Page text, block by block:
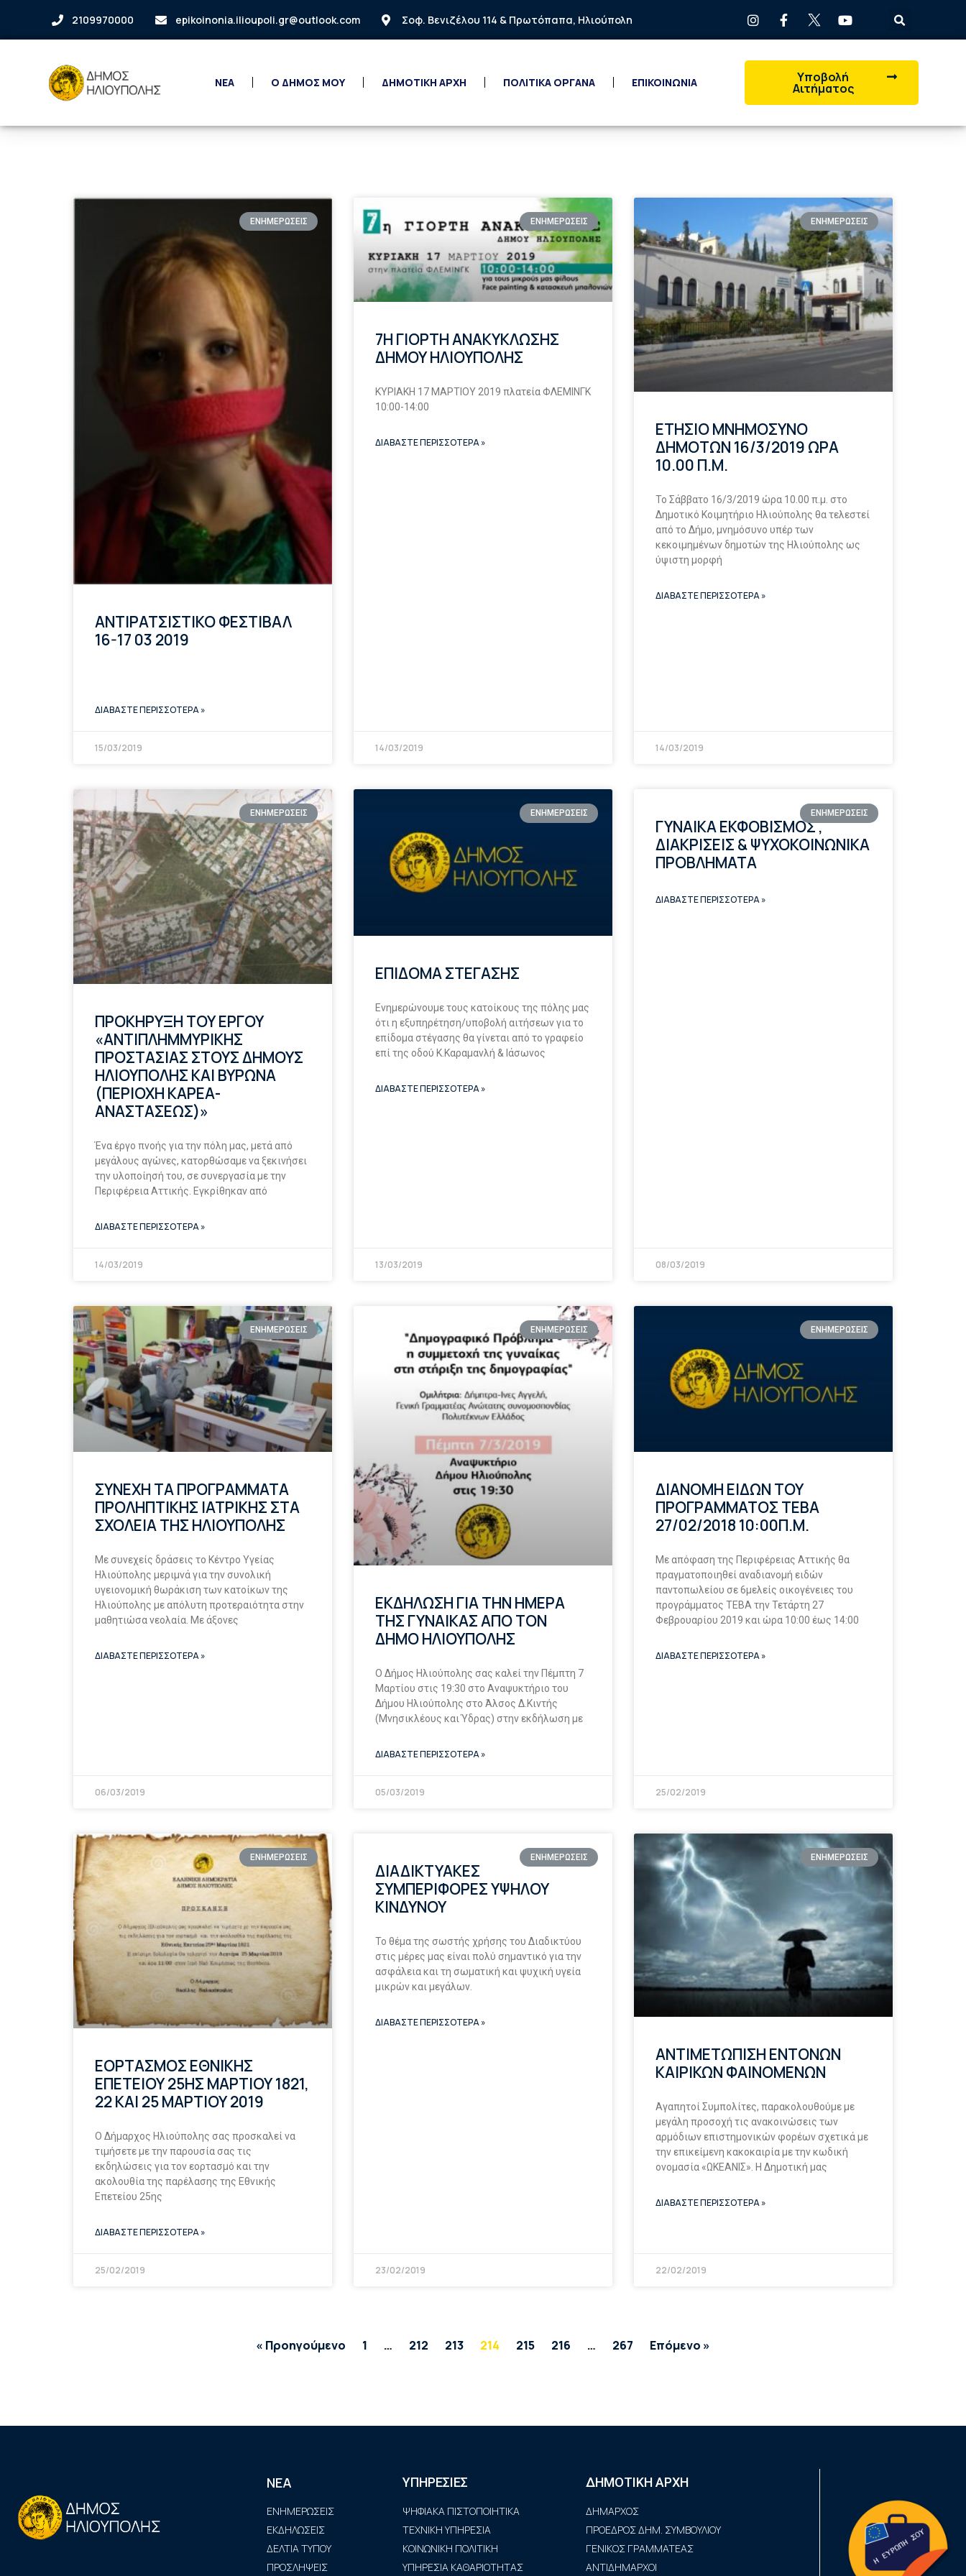
2109970000 epikoinonia.ilioupoli.gr@outlook.com Σοφ. Βενιζέλου 114 & Πρωτόπαπα, Ηλιούπολη
ΝΕΑ Ο ΔΗΜΟΣ ΜΟΥ ΔΗΜΟΤΙΚΗ ΑΡΧΗ ΠΟΛΙΤΙΚΑ ΟΡΓΑΝΑ ΕΠΙΚΟΙΝΩΝΙΑ Υποβολή
Αιτήματος
ΕΝΗΜΕΡΩΣΕΙΣ
ΑΝΤΙΡΑΤΣΙΣΤΙΚΟ ΦΕΣΤΙΒΑΛ
16-17 03 2019
ΔΙΑΒΑΣΤΕ ΠΕΡΙΣΣΟΤΕΡΑ »
15/03/2019
ΕΝΗΜΕΡΩΣΕΙΣ
7Η ΓΙΟΡΤΗ ΑΝΑΚΥΚΛΩΣΗΣ
ΔΗΜΟΥ ΗΛΙΟΥΠΟΛΗΣ
ΚΥΡΙΑΚΗ 17 ΜΑΡΤΙΟΥ 2019 πλατεία ΦΛΕΜΙΝΓΚ
10:00-14:00
ΔΙΑΒΑΣΤΕ ΠΕΡΙΣΣΟΤΕΡΑ »
14/03/2019
ΕΝΗΜΕΡΩΣΕΙΣ
ΕΤΗΣΙΟ ΜΝΗΜΟΣΥΝΟ
ΔΗΜΟΤΩΝ 16/3/2019 ΩΡΑ
10.00 Π.Μ.
Το Σάββατο 16/3/2019 ώρα 10.00 π.μ. στο
Δημοτικό Κοιμητήριο Ηλιούπολης θα τελεστεί
από το Δήμο, μνημόσυνο υπέρ των
κεκοιμημένων δημοτών της Ηλιούπολης ως
ύψιστη μορφή
ΔΙΑΒΑΣΤΕ ΠΕΡΙΣΣΟΤΕΡΑ »
14/03/2019
ΕΝΗΜΕΡΩΣΕΙΣ
ΠΡΟΚΗΡΥΞΗ ΤΟΥ ΕΡΓΟΥ
«ΑΝΤΙΠΛΗΜΜΥΡΙΚΗΣ
ΠΡΟΣΤΑΣΙΑΣ ΣΤΟΥΣ ΔΗΜΟΥΣ
ΗΛΙΟΥΠΟΛΗΣ ΚΑΙ ΒΥΡΩΝΑ
(ΠΕΡΙΟΧΗ ΚΑΡΕΑ-
ΑΝΑΣΤΑΣΕΩΣ)»
Ένα έργο πνοής για την πόλη μας, μετά από
μεγάλους αγώνες, κατορθώσαμε να ξεκινήσει
την υλοποίησή του, σε συνεργασία με την
Περιφέρεια Αττικής. Εγκρίθηκαν από
ΔΙΑΒΑΣΤΕ ΠΕΡΙΣΣΟΤΕΡΑ »
14/03/2019
ΕΝΗΜΕΡΩΣΕΙΣ
ΕΠΙΔΟΜΑ ΣΤΕΓΑΣΗΣ
Ενημερώνουμε τους κατοίκους της πόλης μας
ότι η εξυπηρέτηση/υποβολή αιτήσεων για το
επίδομα στέγασης θα γίνεται από το γραφείο
επί της οδού Κ.Καραμανλή & Ιάσωνος
ΔΙΑΒΑΣΤΕ ΠΕΡΙΣΣΟΤΕΡΑ »
13/03/2019
ΕΝΗΜΕΡΩΣΕΙΣ
ΓΥΝΑΙΚΑ ΕΚΦΟΒΙΣΜΟΣ ,
ΔΙΑΚΡΙΣΕΙΣ & ΨΥΧΟΚΟΙΝΩΝΙΚΑ
ΠΡΟΒΛΗΜΑΤΑ
ΔΙΑΒΑΣΤΕ ΠΕΡΙΣΣΟΤΕΡΑ »
08/03/2019
ΕΝΗΜΕΡΩΣΕΙΣ
ΣΥΝΕΧΗ ΤΑ ΠΡΟΓΡΑΜΜΑΤΑ
ΠΡΟΛΗΠΤΙΚΗΣ ΙΑΤΡΙΚΗΣ ΣΤΑ
ΣΧΟΛΕΙΑ ΤΗΣ ΗΛΙΟΥΠΟΛΗΣ
Με συνεχείς δράσεις το Κέντρο Υγείας
Ηλιούπολης μεριμνά για την συνολική
υγειονομική θωράκιση των κατοίκων της
Ηλιούπολης με απόλυτη προτεραιότητα στην
μαθητιώσα νεολαία. Με άξονες
ΔΙΑΒΑΣΤΕ ΠΕΡΙΣΣΟΤΕΡΑ »
06/03/2019
ΕΝΗΜΕΡΩΣΕΙΣ
ΕΚΔΗΛΩΣΗ ΓΙΑ ΤΗΝ ΗΜΕΡΑ
ΤΗΣ ΓΥΝΑΙΚΑΣ ΑΠΟ ΤΟΝ
ΔΗΜΟ ΗΛΙΟΥΠΟΛΗΣ
O Δήμος Ηλιούπολης σας καλεί την Πέμπτη 7
Μαρτίου στις 19:30 στο Αναψυκτήριο του
Δήμου Ηλιούπολης στο Άλσος Δ.Κιντής
(Μνησικλέους και Ύδρας) στην εκδήλωση με
ΔΙΑΒΑΣΤΕ ΠΕΡΙΣΣΟΤΕΡΑ »
05/03/2019
ΕΝΗΜΕΡΩΣΕΙΣ
ΔΙΑΝΟΜΗ ΕΙΔΩΝ ΤΟΥ
ΠΡΟΓΡΑΜΜΑΤΟΣ ΤΕΒΑ
27/02/2018 10:00Π.Μ.
Με απόφαση της Περιφέρειας Αττικής θα
πραγματοποιηθεί αναδιανομή ειδών
παντοπωλείου σε 6μελείς οικογένειες του
προγράμματος ΤΕΒΑ την Τετάρτη 27
Φεβρουαρίου 2019 και ώρα 10:00 έως 14:00
ΔΙΑΒΑΣΤΕ ΠΕΡΙΣΣΟΤΕΡΑ »
25/02/2019
ΕΝΗΜΕΡΩΣΕΙΣ
ΕΟΡΤΑΣΜΟΣ ΕΘΝΙΚΗΣ
ΕΠΕΤΕΙΟΥ 25ΗΣ ΜΑΡΤΙΟΥ 1821,
22 ΚΑΙ 25 ΜΑΡΤΙΟΥ 2019
Ο Δήμαρχος Ηλιούπολης σας προσκαλεί να
τιμήσετε με την παρουσία σας τις
εκδηλώσεις για τον εορτασμό και την
ακολουθία της παρέλασης της Εθνικής
Επετείου 25ης
ΔΙΑΒΑΣΤΕ ΠΕΡΙΣΣΟΤΕΡΑ »
25/02/2019
ΕΝΗΜΕΡΩΣΕΙΣ
ΔΙΑΔΙΚΤΥΑΚΕΣ
ΣΥΜΠΕΡΙΦΟΡΕΣ ΥΨΗΛΟΥ
ΚΙΝΔΥΝΟΥ
Το θέμα της σωστής χρήσης του Διαδικτύου
στις μέρες μας είναι πολύ σημαντικό για την
ασφάλεια και τη σωματική και ψυχική υγεία
μικρών και μεγάλων.
ΔΙΑΒΑΣΤΕ ΠΕΡΙΣΣΟΤΕΡΑ »
23/02/2019
ΕΝΗΜΕΡΩΣΕΙΣ
ΑΝΤΙΜΕΤΩΠΙΣΗ ΕΝΤΟΝΩΝ
ΚΑΙΡΙΚΩΝ ΦΑΙΝΟΜΕΝΩΝ
Αγαπητοί Συμπολίτες, παρακολουθούμε με
μεγάλη προσοχή τις ανακοινώσεις των
αρμόδιων επιστημονικών φορέων σχετικά με
την επικείμενη κακοκαιρία με την κωδική
ονομασία «ΩΚΕΑΝΙΣ». Η Δημοτική μας
ΔΙΑΒΑΣΤΕ ΠΕΡΙΣΣΟΤΕΡΑ »
22/02/2019
« Προηγούμενο 1 … 212 213 214 215 216 … 267 Επόμενο »
ΝΕΑ
ΕΝΗΜΕΡΩΣΕΙΣ
ΕΚΔΗΛΩΣΕΙΣ
ΔΕΛΤΙΑ ΤΥΠΟΥ
ΠΡΟΣΛΗΨΕΙΣ
ΥΠΗΡΕΣΙΕΣ
ΨΗΦΙΑΚΑ ΠΙΣΤΟΠΟΙΗΤΙΚΑ
ΤΕΧΝΙΚΗ ΥΠΗΡΕΣΙΑ
ΚΟΙΝΩΝΙΚΗ ΠΟΛΙΤΙΚΗ
ΥΠΗΡΕΣΙΑ ΚΑΘΑΡΙΟΤΗΤΑΣ
ΔΗΜΟΤΙΚΗ ΑΡΧΗ
ΔΗΜΑΡΧΟΣ
ΠΡΟΕΔΡΟΣ ΔΗΜ. ΣΥΜΒΟΥΛΙΟΥ
ΓΕΝΙΚΟΣ ΓΡΑΜΜΑΤΕΑΣ
ΑΝΤΙΔΗΜΑΡΧΟΙ